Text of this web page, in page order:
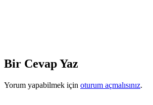
Bir Cevap Yaz
Yorum yapabilmek için oturum açmalısınız.